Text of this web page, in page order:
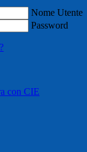
Nome Utente
Password
con CIE